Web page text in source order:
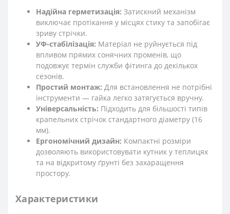
Надійна герметизація: Затискний механізм
виключає протікання у місцях стику та запобігає
зриву стрічки.
УФ-стабілізація: Матеріал не руйнується під
впливом прямих сонячних променів, що
подовжує термін служби фітинга до декількох
сезонів.
Простий монтаж: Для встановлення не потрібні
інструменти — гайка легко затягується вручну.
Універсальність: Підходить для більшості типів
крапельних стрічок стандартного діаметру (16
мм).
Ергономічний дизайн: Компактні розміри
дозволяють використовувати кутник у теплицях
та на відкритому ґрунті без захаращення
простору.
Характеристики